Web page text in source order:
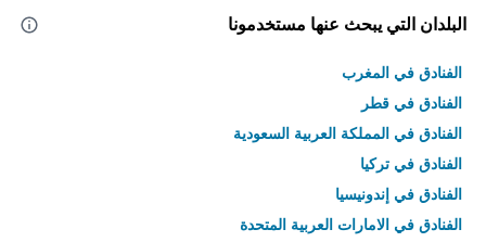
البلدان التي يبحث عنها مستخدمونا
الفنادق في المغرب
الفنادق في قطر
الفنادق في المملكة العربية السعودية
الفنادق في تركيا
الفنادق في إندونيسيا
الفنادق في الامارات العربية المتحدة